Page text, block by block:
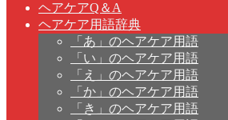
ヘアケアQ＆A
ヘアケア用語辞典
「あ」のヘアケア用語
「い」のヘアケア用語
「え」のヘアケア用語
「か」のヘアケア用語
「き」のヘアケア用語